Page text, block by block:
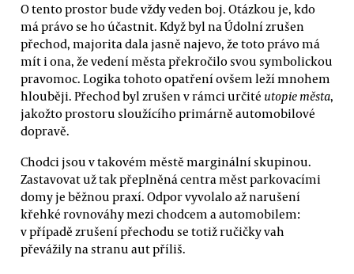
O tento prostor bude vždy veden boj. Otázkou je, kdo
má právo se ho účastnit. Když byl na Údolní zrušen
přechod, majorita dala jasně najevo, že toto právo má
mít i ona, že vedení města překročilo svou symbolickou
pravomoc. Logika tohoto opatření ovšem leží mnohem
hlouběji. Přechod byl zrušen v rámci určité utopie města,
jakožto prostoru sloužícího primárně automobilové
dopravě.
Chodci jsou v takovém městě marginální skupinou.
Zastavovat už tak přeplněná centra měst parkovacími
domy je běžnou praxí. Odpor vyvolalo až narušení
křehké rovnováhy mezi chodcem a automobilem:
v případě zrušení přechodu se totiž ručičky vah
převážily na stranu aut příliš.